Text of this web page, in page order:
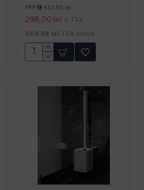
PRP 432,50 lei
298,00 lei + TVA
360,58 lei TVA inclus